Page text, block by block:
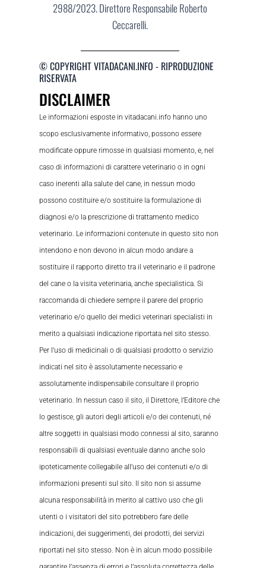
2988/2023. Direttore Responsabile Roberto
Ceccarelli.
© COPYRIGHT VITADACANI.INFO - RIPRODUZIONE
RISERVATA
DISCLAIMER
Le informazioni esposte in vitadacani.info hanno uno
scopo esclusivamente informativo, possono essere
modificate oppure rimosse in qualsiasi momento, e, nel
caso di informazioni di carattere veterinario o in ogni
caso inerenti alla salute del cane, in nessun modo
possono costituire e/o sostituire la formulazione di
diagnosi e/o la prescrizione di trattamento medico
veterinario. Le informazioni contenute in questo sito non
intendono e non devono in alcun modo andare a
sostituire il rapporto diretto tra il veterinario e il padrone
del cane o la visita veterinaria, anche specialistica. Si
raccomanda di chiedere sempre il parere del proprio
veterinario e/o quello dei medici veterinari specialisti in
merito a qualsiasi indicazione riportata nel sito stesso.
Per l’uso di medicinali o di qualsiasi prodotto o servizio
indicati nel sito è assolutamente necessario e
assolutamente indispensabile consultare il proprio
veterinario. In nessun caso il sito, il Direttore, l’Editore che
lo gestisce, gli autori degli articoli e/o dei contenuti, né
altre soggetti in qualsiasi modo connessi al sito, saranno
responsabili di qualsiasi eventuale danno anche solo
ipoteticamente collegabile all’uso dei contenuti e/o di
informazioni presenti sul sito. Il sito non si assume
alcuna responsabilità in merito al cattivo uso che gli
utenti o i visitatori del sito potrebbero fare delle
indicazioni, dei suggerimenti, dei prodotti, dei servizi
riportati nel sito stesso. Non è in alcun modo possibile